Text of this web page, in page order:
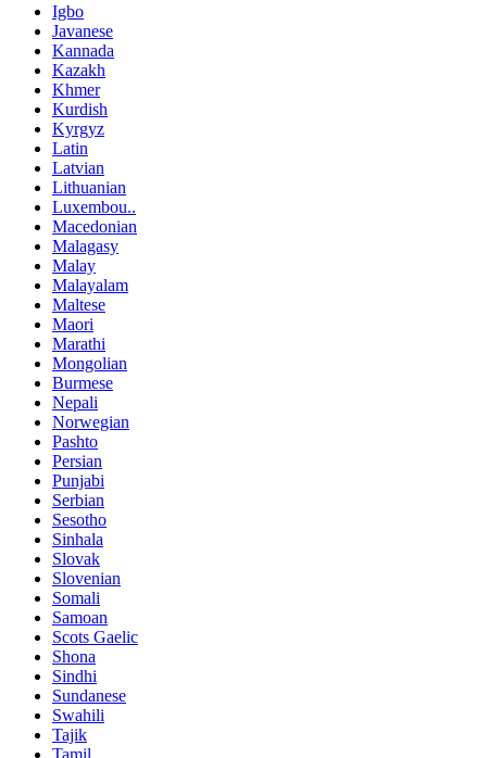
Igbo
Javanese
Kannada
Kazakh
Khmer
Kurdish
Kyrgyz
Latin
Latvian
Lithuanian
Luxembou..
Macedonian
Malagasy
Malay
Malayalam
Maltese
Maori
Marathi
Mongolian
Burmese
Nepali
Norwegian
Pashto
Persian
Punjabi
Serbian
Sesotho
Sinhala
Slovak
Slovenian
Somali
Samoan
Scots Gaelic
Shona
Sindhi
Sundanese
Swahili
Tajik